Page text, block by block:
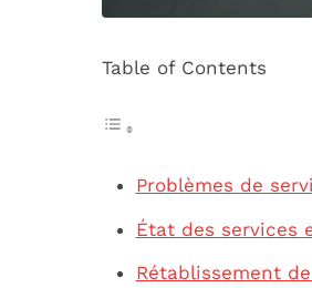
Table of Contents
Problèmes de
État des services
Rétablissement